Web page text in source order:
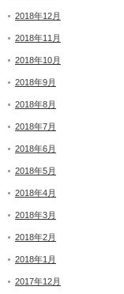
2018年12月
2018年11月
2018年10月
2018年9月
2018年8月
2018年7月
2018年6月
2018年5月
2018年4月
2018年3月
2018年2月
2018年1月
2017年12月